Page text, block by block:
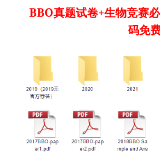
BBO真题试卷+生物竞赛
码免